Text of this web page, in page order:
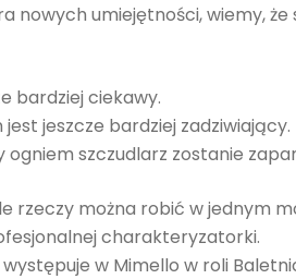
nowych umiejętności, wiemy,
bardziej ciekawy.
jeszcze bardziej zadziwiający.
szczudlarz zostanie
rzeczy można robić w jednym
charakteryzatorki.
w Mimello w roli